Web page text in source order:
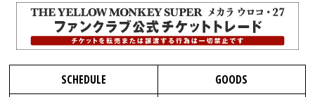
SCHEDULE
GOODS